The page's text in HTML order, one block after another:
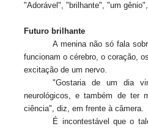
"Adorável", "brilhante", "um
Futuro brilhante
A menina não só fala
funcionam o cérebro, o coração,
excitação de um nervo.
"Gostaria de um dia
neurológicos, e também de ter
ciência", diz, em frente à câmera.
É incontestável que o